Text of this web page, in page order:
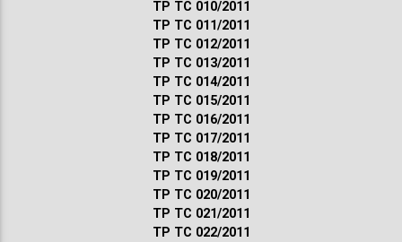
ТР ТС 010/2011
ТР ТС 011/2011
ТР ТС 012/2011
ТР ТС 013/2011
ТР ТС 014/2011
ТР ТС 015/2011
ТР ТС 016/2011
ТР ТС 017/2011
ТР ТС 018/2011
ТР ТС 019/2011
ТР ТС 020/2011
ТР ТС 021/2011
ТР ТС 022/2011